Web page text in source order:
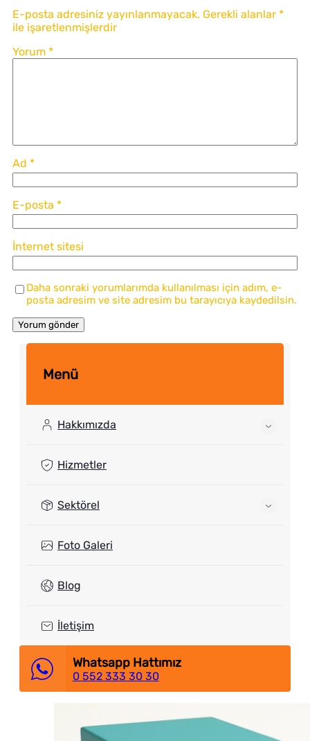
E-posta adresiniz yayınlanmayacak. Gerekli alanlar *
ile işaretlenmişlerdir
Yorum *
Ad *
E-posta *
İnternet sitesi
Daha sonraki yorumlarımda kullanılması için adım, e-
posta adresim ve site adresim bu tarayıcıya kaydedilsin.
Menü
Hakkımızda
Hizmetler
Sektörel
Foto Galeri
Blog
İletişim
Whatsapp Hattımız
0 552 333 30 30